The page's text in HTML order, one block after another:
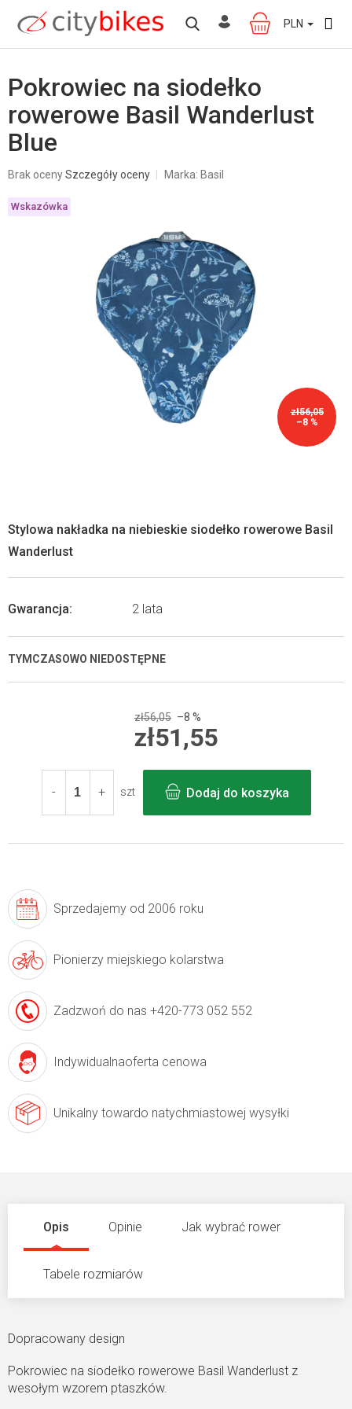
treści
KOSZYK
PLN
Pokrowiec na siodełko
rowerowe Basil Wanderlust
Blue
Średnia
produktu
wynosi
Brak ocenySzczegóły oceny Marka: Basil
zł56,05
–8 %
Wskazówka
TYMCZASOWO NIEDOSTĘPNE
Gwarancja: 2 lata
Stylowa nakładka na niebieskie siodełko rowerowe Basil
Wanderlust
zł56,05 –8 %
zł51,55
jednostkowa:
szt
Dodaj do koszyka
Sprzedajemy od 2006 roku
Pionierzy miejskiego kolarstwa
Zadzwoń do nas +420-773 052 552
Indywidualnaoferta cenowa
Unikalny towardo natychmiastowej wysyłki
Opis Opinie Jak wybrać rower
Tabele rozmiarów
Dopracowany design
Pokrowiec na siodełko rowerowe Basil Wanderlust z
wesołym wzorem ptaszków.